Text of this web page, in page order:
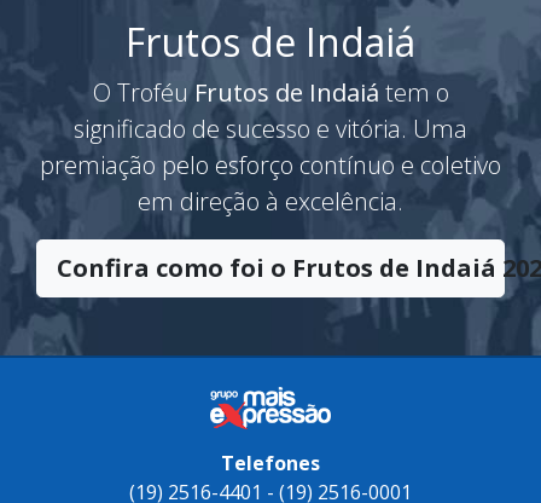
Frutos de Indaiá
O TroféuFrutos de Indaiá tem o
significado de sucesso e vitória. Uma
premiação pelo esforço contínuo e coletivo
em direção à excelência.
Confira como foi o Frutos de Indaiá
Telefones
(19) 2516-4401 - (19) 2516-0001